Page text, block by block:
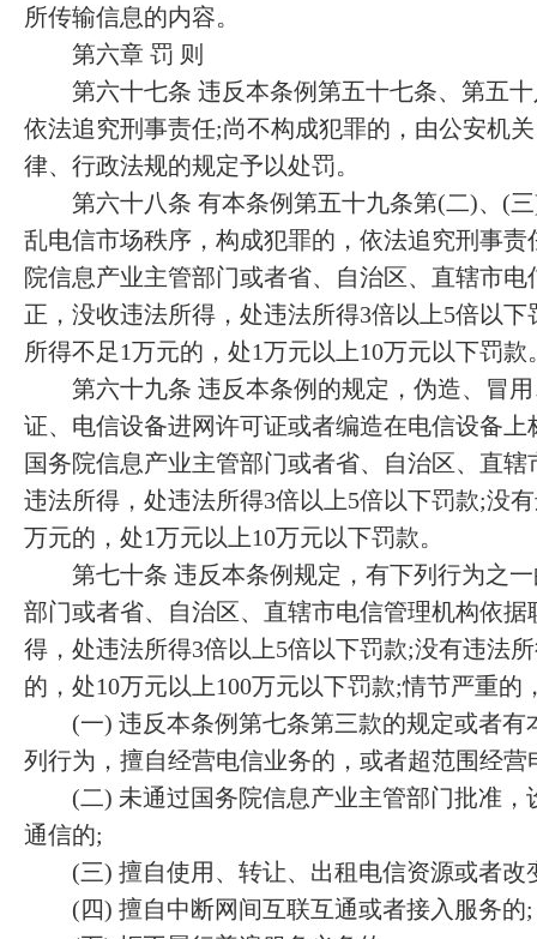
所传输信息的内容。
第六章 罚 则
第六十七条 违反本条例第五十七条、第五十
依法追究刑事责任;尚不构成犯罪的，由公安机
律、行政法规的规定予以处罚。
第六十八条 有本条例第五十九条第(二)、(三
乱电信市场秩序，构成犯罪的，依法追究刑事
院信息产业主管部门或者省、自治区、直辖市
正，没收违法所得，处违法所得3倍以上5倍以
所得不足1万元的，处1万元以上10万元以下罚款
第六十九条 违反本条例的规定，伪造、冒用
证、电信设备进网许可证或者编造在电信设备
国务院信息产业主管部门或者省、自治区、直
违法所得，处违法所得3倍以上5倍以下罚款;没
万元的，处1万元以上10万元以下罚款。
第七十条 违反本条例规定，有下列行为之一
部门或者省、自治区、直辖市电信管理机构依
得，处违法所得3倍以上5倍以下罚款;没有违法
的，处10万元以上100万元以下罚款;情节严重的
(一) 违反本条例第七条第三款的规定或者有
列行为，擅自经营电信业务的，或者超范围经营
(二) 未通过国务院信息产业主管部门批准，
通信的;
(三) 擅自使用、转让、出租电信资源或者改
(四) 擅自中断网间互联互通或者接入服务的;